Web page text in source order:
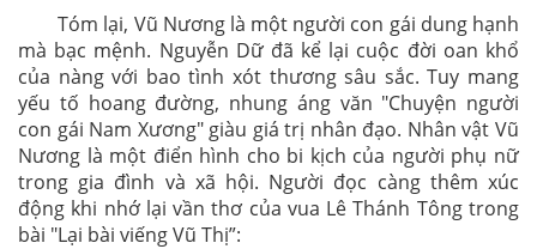
Tóm lại, Vũ Nương là một người con gái dung hạnh
mà bạc mệnh. Nguyễn Dữ đã kể lại cuộc đời oan khổ
của nàng với bao tình xót thương sâu sắc. Tuy mang
yếu tố hoang đường, nhung áng văn "Chuyện người
con gái Nam Xương" giàu giá trị nhân đạo. Nhân vật Vũ
Nương là một điển hình cho bi kịch của người phụ nữ
trong gia đình và xã hội. Người đọc càng thêm xúc
động khi nhớ lại vần thơ của vua Lê Thánh Tông trong
bài "Lại bài viếng Vũ Thị”: